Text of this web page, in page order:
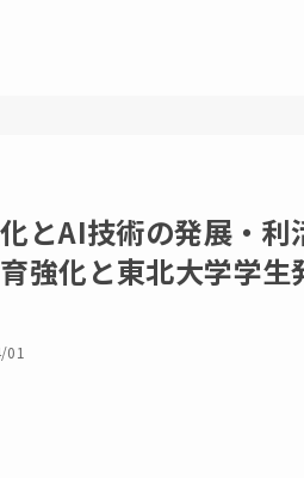
とAI技術の発展・
強化と東北大学学
01